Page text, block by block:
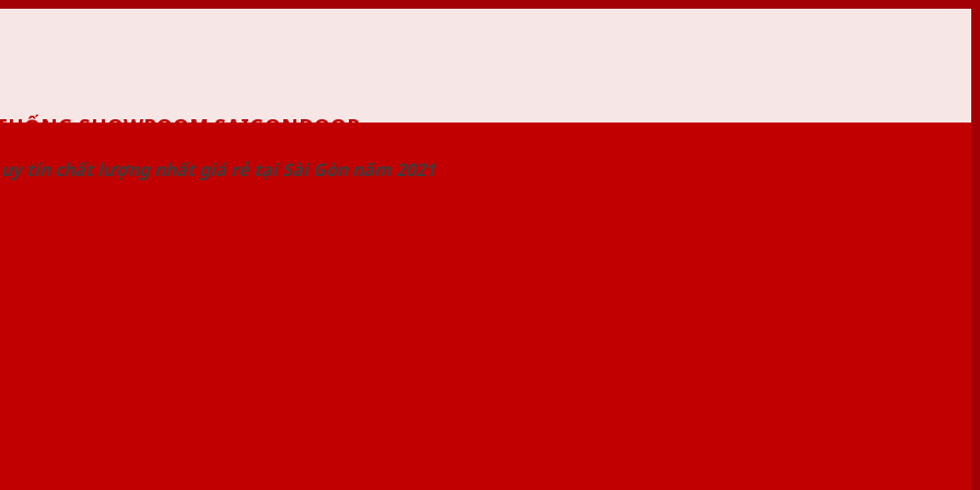
SHOWROOM SAIGONDOOR
tín chất lượng nhất giá rẻ tại Sài Gòn năm 2021